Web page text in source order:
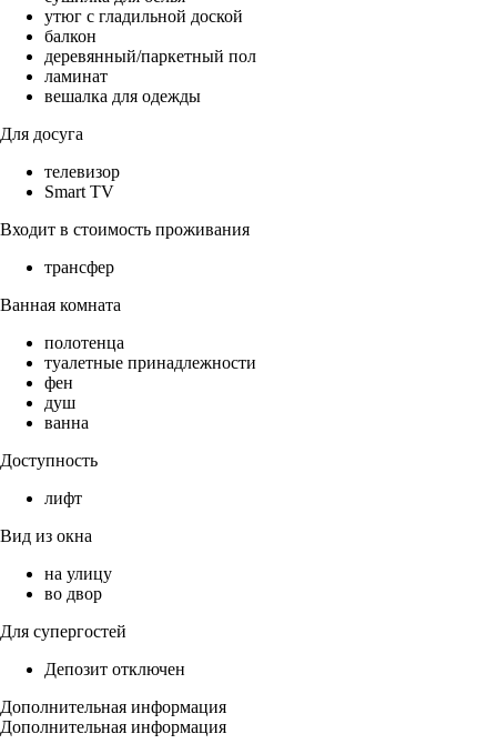
утюг с гладильной доской
балкон
деревянный/паркетный пол
ламинат
вешалка для одежды
Для досуга
телевизор
Smart TV
Входит в стоимость проживания
трансфер
Ванная комната
полотенца
туалетные принадлежности
фен
душ
ванна
Доступность
лифт
Вид из окна
на улицу
во двор
Для супергостей
Депозит отключен
Дополнительная информация
Дополнительная информация